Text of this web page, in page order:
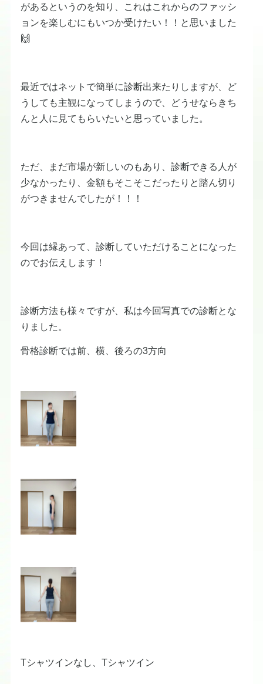
があるというのを知り、これはこれからのファッシ
ョンを楽しむにもいつか受けたい！！と思いました
🙌
最近ではネットで簡単に診断出来たりしますが、ど
うしても主観になってしまうので、どうせならきち
んと人に見てもらいたいと思っていました。
ただ、まだ市場が新しいのもあり、診断できる人が
少なかったり、金額もそこそこだったりと踏ん切り
がつきませんでしたが！！！
今回は縁あって、診断していただけることになった
のでお伝えします！
診断方法も様々ですが、私は今回写真での診断とな
りました。
骨格診断では前、横、後ろの3方向
Tシャツインなし、Tシャツイン